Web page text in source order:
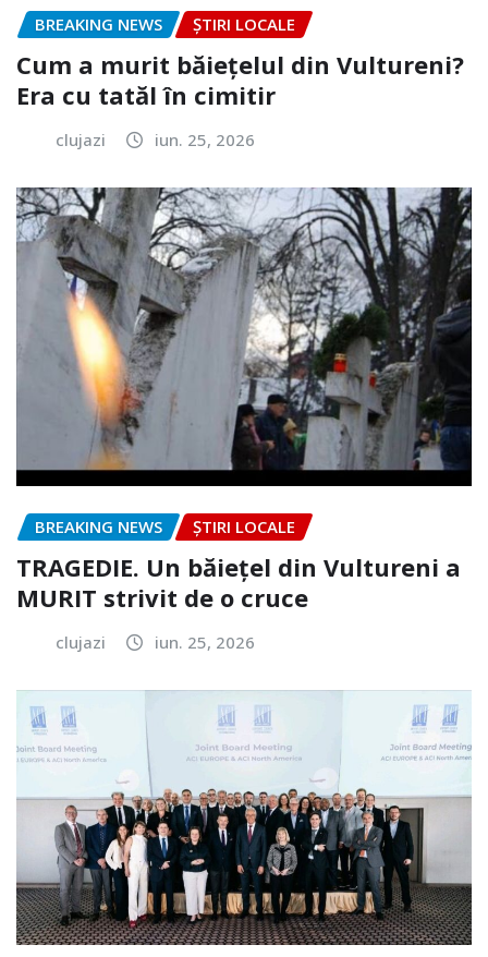
BREAKING NEWS ȘTIRI LOCALE
Cum a murit băiețelul din Vultureni?
Era cu tatăl în cimitir
clujazi iun. 25, 2026
BREAKING NEWS ȘTIRI LOCALE
TRAGEDIE. Un băiețel din Vultureni a
MURIT strivit de o cruce
clujazi iun. 25, 2026